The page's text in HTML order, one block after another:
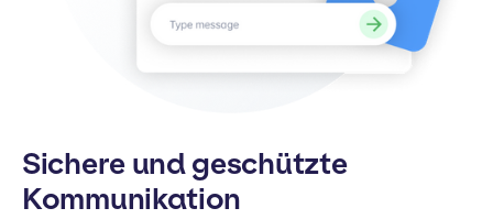
Sichere und geschützte
Kommunikation